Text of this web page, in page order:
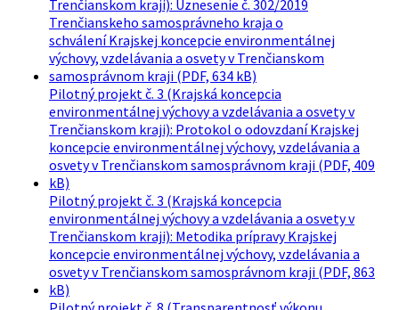
Trenčianskom kraji): Uznesenie č. 302/2019
Trenčianskeho samosprávneho kraja o
schválení Krajskej koncepcie environmentálnej
výchovy, vzdelávania a osvety v Trenčianskom
samosprávnom kraji (PDF, 634 kB)
Pilotný projekt č. 3 (Krajská koncepcia
environmentálnej výchovy a vzdelávania a osvety v
Trenčianskom kraji): Protokol o odovzdaní Krajskej
koncepcie environmentálnej výchovy, vzdelávania a
osvety v Trenčianskom samosprávnom kraji (PDF, 409
kB)
Pilotný projekt č. 3 (Krajská koncepcia
environmentálnej výchovy a vzdelávania a osvety v
Trenčianskom kraji): Metodika prípravy Krajskej
koncepcie environmentálnej výchovy, vzdelávania a
osvety v Trenčianskom samosprávnom kraji (PDF, 863
kB)